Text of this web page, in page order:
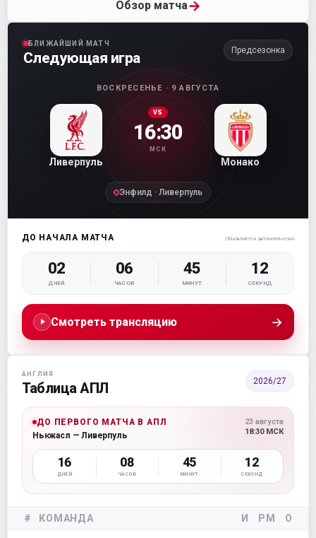
Обзор матча→
БЛИЖАЙШИЙ МАТЧ
Следующая игра Предсезонка
ВОСКРЕСЕНЬЕ · 9 АВГУСТА
Ливерпуль
VS
16:30
МСК
Монако
Энфилд · Ливерпуль
ДО НАЧАЛА МАТЧА Обновляется автоматически
02
ДНЕЙ
06
ЧАСОВ
45
МИНУТ
11
СЕКУНД
Смотреть трансляцию →
АНГЛИЯ
Таблица АПЛ 2026/27
ДО ПЕРВОГО МАТЧА В АПЛ
Ньюкасл — Ливерпуль
23 августа
18:30 МСК
16
ДНЕЙ
08
ЧАСОВ
45
МИНУТ
11
СЕКУНД
# КОМАНДА И РМ О